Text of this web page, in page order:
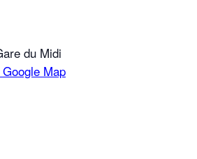
du Midi
Map